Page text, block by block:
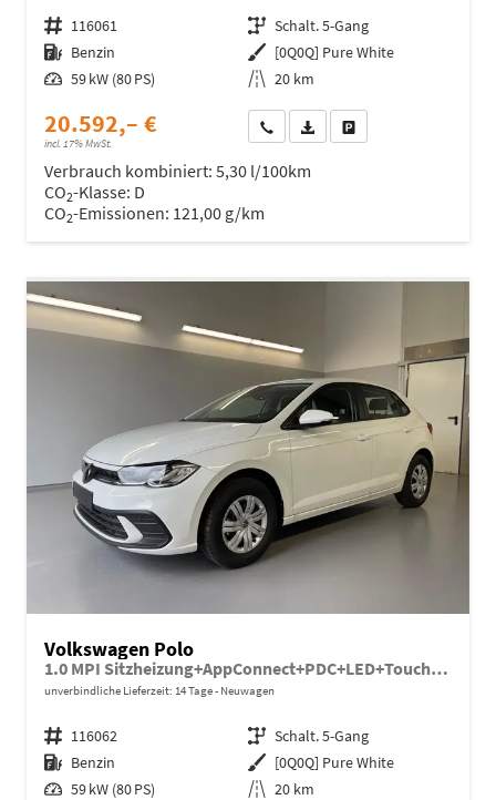
Fahrzeugnr. 116061 Getriebe Schalt. 5-Gang
Kraftstoff Benzin Außenfarbe [0Q0Q] Pure White
Leistung 59 kW (80 PS) Kilometerstand 20 km
20.592,– €
incl. 17% MwSt.
Wir rufen Sie anFahrzeugexposé (PDF)
Verbrauch kombiniert: 5,30 l/100km
CO2-Klasse: D
CO2-Emissionen: 121,00 g/km
Volkswagen Polo
1.0 MPI Sitzheizung+AppConnect+PDC+LED+Touch+Lichtsensor+MultiLenkrad
unverbindliche Lieferzeit: 14 Tage Neuwagen
Fahrzeugnr. 116062 Getriebe Schalt. 5-Gang
Kraftstoff Benzin Außenfarbe [0Q0Q] Pure White
Leistung 59 kW (80 PS) Kilometerstand 20 km